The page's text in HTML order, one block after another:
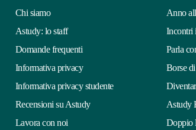
Chi siamo
Astudy: lo staff
Domande frequenti
Informativa privacy
Informativa privacy studente
Recensioni su Astudy
Lavora con noi
Anno
Incontri
Parla
Borse
Astudy
Doppio